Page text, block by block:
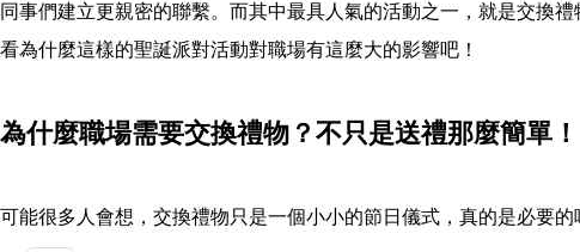
同事們建立更親密的聯繫。而其中最具人氣的活動之一，就是交換
看為什麼這樣的聖誕派對活動對職場有這麼大的影響吧！
為什麼職場需要交換禮物？不只是送禮那麼簡單！
可能很多人會想，交換禮物只是一個小小的節日儀式，真的是必要